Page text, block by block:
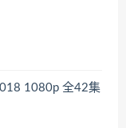
1080p 全42集